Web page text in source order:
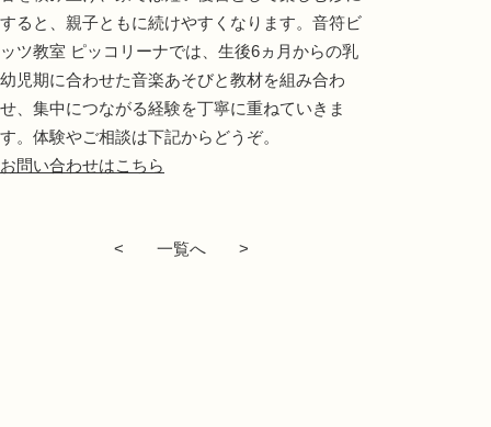
すると、親子ともに続けやすくなります。音符ビ
ッツ教室 ピッコリーナでは、生後6ヵ月からの乳
幼児期に合わせた音楽あそびと教材を組み合わ
せ、集中につながる経験を丁寧に重ねていきま
す。体験やご相談は下記からどうぞ。
お問い合わせはこちら
< 一覧へ >